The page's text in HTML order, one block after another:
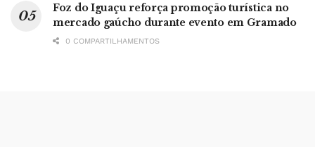
Foz do Iguaçu reforça promoção turística no
mercado gaúcho durante evento em Gramado
0 COMPARTILHAMENTOS